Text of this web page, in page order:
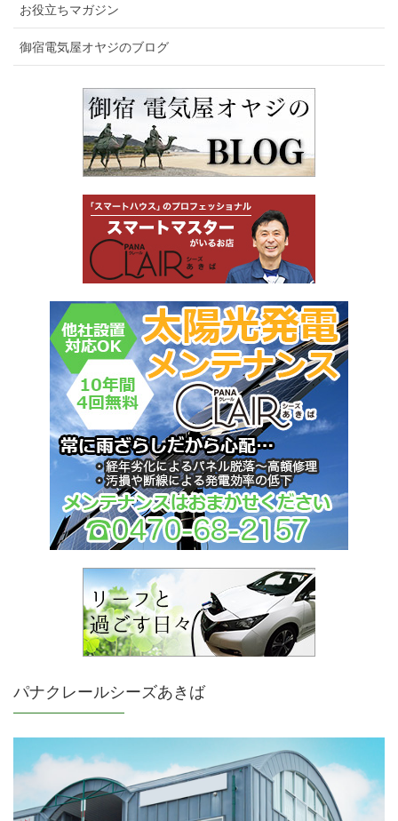
お役立ちマガジン
御宿電気屋オヤジのブログ
パナクレールシーズあきば